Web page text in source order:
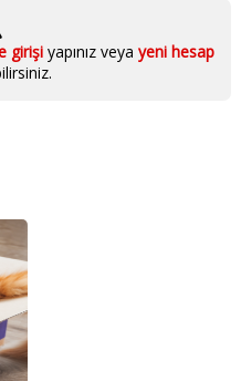
girişiyapınız veya yeni hesap